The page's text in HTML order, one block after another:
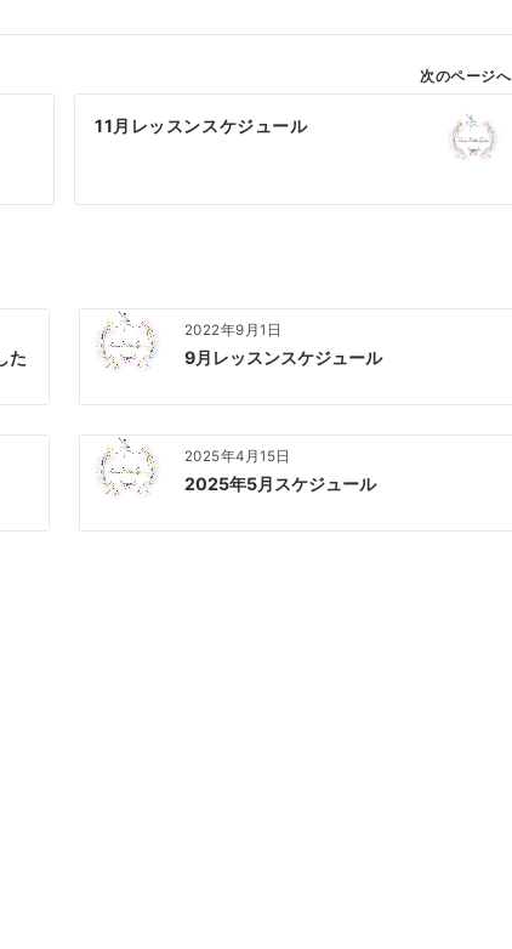
次のページへ
11月レッスンスケジュール
た
2022年9月1日
9月レッスンスケジュール
2025年4月15日
2025年5月スケジュール